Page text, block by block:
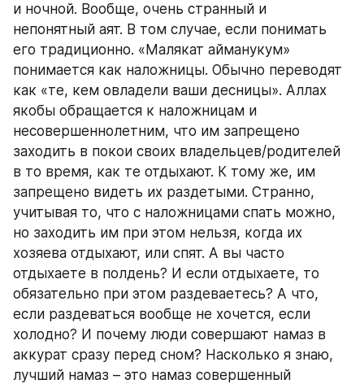
и ночной. Вообще, очень странный и
непонятный аят. В том случае, если понимать
его традиционно. «Малякат айманукум»
понимается как наложницы. Обычно переводят
как «те, кем овладели ваши десницы». Аллах
якобы обращается к наложницам и
несовершеннолетним, что им запрещено
заходить в покои своих владельцев/родителей
в то время, как те отдыхают. К тому же, им
запрещено видеть их раздетыми. Странно,
учитывая то, что с наложницами спать можно,
но заходить им при этом нельзя, когда их
хозяева отдыхают, или спят. А вы часто
отдыхаете в полдень? И если отдыхаете, то
обязательно при этом раздеваетесь? А что,
если раздеваться вообще не хочется, если
холодно? И почему люди совершают намаз в
аккурат сразу перед сном? Насколько я знаю,
лучший намаз – это намаз совершенный